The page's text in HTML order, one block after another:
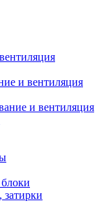
и вентиляция
и вентиляция
затирки